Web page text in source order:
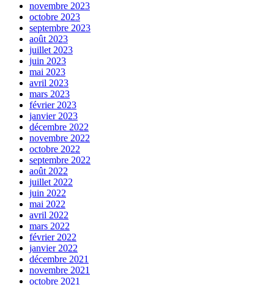
novembre 2023
octobre 2023
septembre 2023
août 2023
juillet 2023
juin 2023
mai 2023
avril 2023
mars 2023
février 2023
janvier 2023
décembre 2022
novembre 2022
octobre 2022
septembre 2022
août 2022
juillet 2022
juin 2022
mai 2022
avril 2022
mars 2022
février 2022
janvier 2022
décembre 2021
novembre 2021
octobre 2021